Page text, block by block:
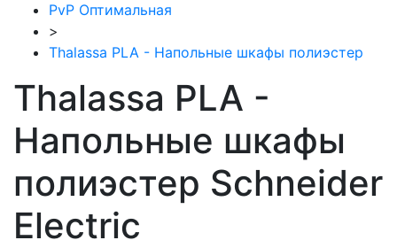
PvP Оптимальная
>
Thalassa PLA - Напольные шкафы полиэстер
Thalassa PLA -
Напольные шкафы
полиэстер Schneider
Electric